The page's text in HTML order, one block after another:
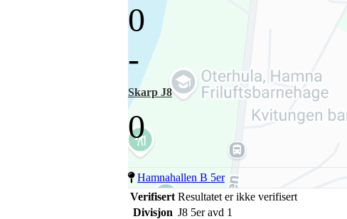
0
-
Skarp J8
0
Hamnahallen B 5er
Verifisert Resultatet er ikke verifisert
Divisjon J8 5er avd 1